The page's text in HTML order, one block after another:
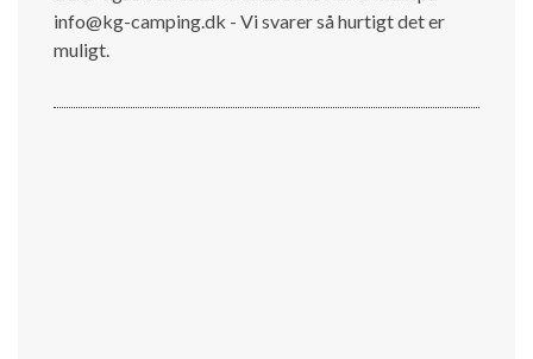
info@kg-camping.dk - Vi svarer så hurtigt det er
muligt.